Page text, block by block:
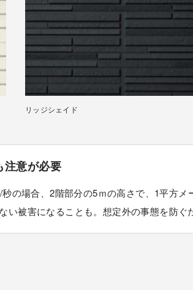
リッジシェイド
注意が必要
の場合、2階部分の5ｍの高さで、1平方
被害になることも。想定外の事態を防ぐ